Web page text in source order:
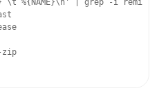
\t %{NAME}\n' | grep -i remi
zip